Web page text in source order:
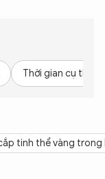
Thời gian cụ thể
tinh thể vàng